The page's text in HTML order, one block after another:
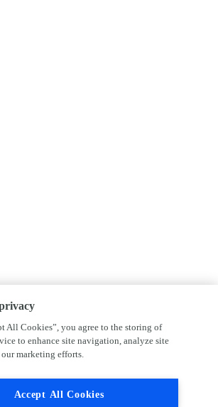
All Cookies”, you agree to the storing of
to enhance site navigation, analyze site
our marketing efforts.
Accept All Cookies